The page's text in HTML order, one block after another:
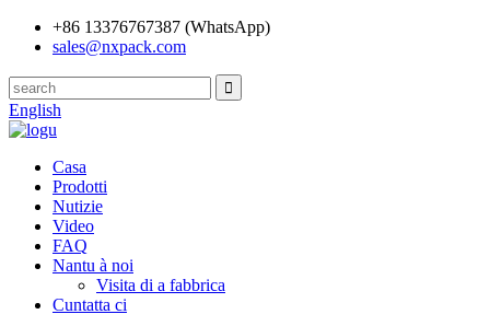
+86 13376767387 (WhatsApp)
sales@nxpack.com
English
Casa
Prodotti
Nutizie
Video
FAQ
Nantu à noi
Visita di a fabbrica
Cuntatta ci